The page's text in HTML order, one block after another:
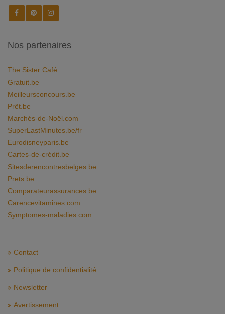
Nos partenaires
The Sister Café
Gratuit.be
Meilleursconcours.be
Prêt.be
Marchés-de-Noël.com
SuperLastMinutes.be/fr
Eurodisneyparis.be
Cartes-de-crédit.be
Sitesderencontresbelges.be
Prets.be
Comparateurassurances.be
Carencevitamines.com
Symptomes-maladies.com
Contact
Politique de confidentialité
Newsletter
Avertissement